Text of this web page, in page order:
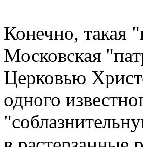
Конечно, такая
Московская
Церковью
одного